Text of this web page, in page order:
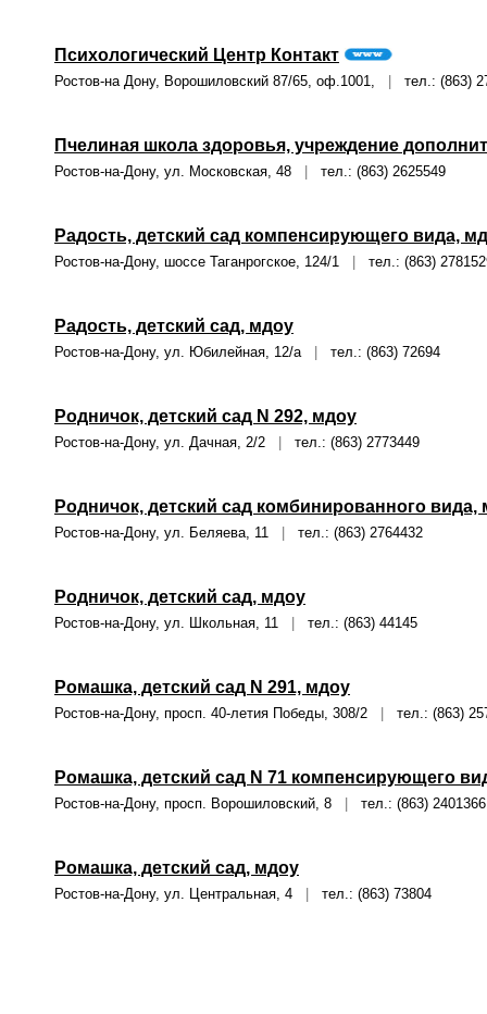
Психологический Центр Контакт
Ростов-на Дону, Ворошиловский 87/65, оф.1001, тел.: (863)
Пчелиная школа здоровья, учреждение
Ростов-на-Дону, ул. Московская, 48 тел.: (863) 2625549
Радость, детский сад компенсирующего вида,
Ростов-на-Дону, шоссе Таганрогское, 124/1 тел.: (863)
Радость, детский сад, мдоу
Ростов-на-Дону, ул. Юбилейная, 12/а тел.: (863) 72694
Родничок, детский сад N 292, мдоу
Ростов-на-Дону, ул. Дачная, 2/2 тел.: (863) 2773449
Родничок, детский сад комбинированного вида,
Ростов-на-Дону, ул. Беляева, 11 тел.: (863) 2764432
Родничок, детский сад, мдоу
Ростов-на-Дону, ул. Школьная, 11 тел.: (863) 44145
Ромашка, детский сад N 291, мдоу
Ростов-на-Дону, просп. 40-летия Победы, 308/2 тел.: (863)
Ромашка, детский сад N 71 компенсирующего
Ростов-на-Дону, просп. Ворошиловский, 8 тел.: (863) 2401366
Ромашка, детский сад, мдоу
Ростов-на-Дону, ул. Центральная, 4 тел.: (863) 73804